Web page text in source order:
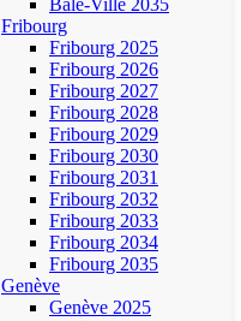
Bâle-Ville 2035
Fribourg
Fribourg 2025
Fribourg 2026
Fribourg 2027
Fribourg 2028
Fribourg 2029
Fribourg 2030
Fribourg 2031
Fribourg 2032
Fribourg 2033
Fribourg 2034
Fribourg 2035
Genève
Genève 2025